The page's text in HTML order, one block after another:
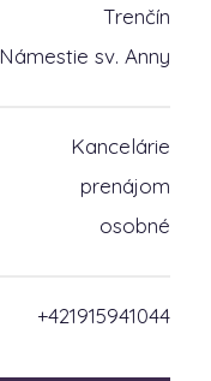
Trenčín
Námestie sv. Anny
Kancelárie
prenájom
osobné
+421915941044